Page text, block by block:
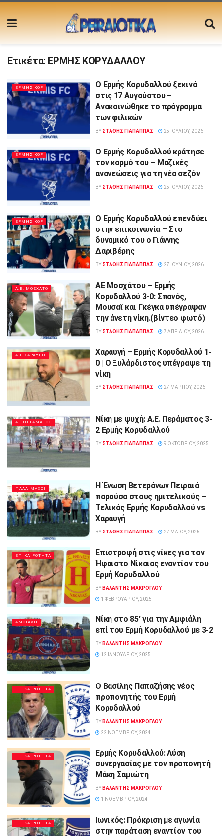
Ετικέτα: ΕΡΜΗΣ ΚΟΡΥΔΑΛΛΟΥ
ΕΡΜΗΣ ΚΟΡ
Ο Ερμής Κορυδαλλού ξεκινά
στις 17 Αυγούστου –
Ανακοινώθηκε το πρόγραμμα
των φιλικών
BY ΣΤΑΘΗΣ ΓΊΑΠΑΠΠΑΣ 25 ΙΟΥΛΊΟΥ, 2026
ΕΡΜΗΣ ΚΟΡ
Ο Ερμής Κορυδαλλού κράτησε
τον κορμό του – Μαζικές
ανανεώσεις για τη νέα σεζόν
BY ΣΤΑΘΗΣ ΓΊΑΠΑΠΠΑΣ 25 ΙΟΥΛΊΟΥ, 2026
ΕΡΜΗΣ ΚΟΡ
Ο Ερμής Κορυδαλλού επενδύει
στην επικοινωνία – Στο
δυναμικό του ο Γιάννης
Δαριβέρης
BY ΣΤΑΘΗΣ ΓΊΑΠΑΠΠΑΣ 27 ΙΟΥΝΊΟΥ, 2026
Α.Ε. ΜΟΣΧΑΤΟ
ΑΕ Μοσχάτου – Ερμής
Κορυδαλλού 3-0: Σπανός,
Μουσαϊ και Γκέγκα υπέγραψαν
την άνετη νίκη.(βίντεο φωτό)
BY ΣΤΑΘΗΣ ΓΊΑΠΑΠΠΑΣ 7 ΑΠΡΙΛΊΟΥ, 2026
A.E.ΧΑΡΑΥΓΗ
Χαραυγή – Ερμής Κορυδαλλού 1-
0 | Ο Ξυλάρδιστος υπέγραψε τη
νίκη
BY ΣΤΑΘΗΣ ΓΊΑΠΑΠΠΑΣ 27 ΜΑΡΤΊΟΥ, 2026
ΑΕ ΠΕΡΑΜΑΤΟΣ
Νίκη με ψυχή: Α.Ε. Περάματος 3-
2 Ερμής Κορυδαλλού
BY ΣΤΑΘΗΣ ΓΊΑΠΑΠΠΑΣ 9 ΟΚΤΩΒΡΊΟΥ, 2025
ΠΑΛΑΙΜΑΧΟΙ
Η Ένωση Βετεράνων Πειραιά
παρούσα στους ημιτελικούς –
Τελικός Ερμής Κορυδαλλού vs
Χαραυγή
BY ΣΤΑΘΗΣ ΓΊΑΠΑΠΠΑΣ 27 ΜΑΪ́ΟΥ, 2025
ΕΠΙΚΑΙΡΟΤΗΤΑ
Επιστροφή στις νίκες για τον
Ήφαιστο Νίκαιας εναντίον του
Ερμή Κορυδαλλού
BY ΒΑΛΑΝΤΗΣ ΜΑΚΡΟΓΛΟΥ
1 ΦΕΒΡΟΥΑΡΊΟΥ, 2025
ΑΜΦΙΑΛΗ
Νίκη στο 85’ για την Αμφιάλη
επί του Ερμή Κορυδαλλού με 3-2
BY ΒΑΛΑΝΤΗΣ ΜΑΚΡΟΓΛΟΥ
12 ΙΑΝΟΥΑΡΊΟΥ, 2025
ΕΠΙΚΑΙΡΟΤΗΤΑ
Ο Βασίλης Παπαζήσης νέος
προπονητής του Ερμή
Κορυδαλλού
BY ΒΑΛΑΝΤΗΣ ΜΑΚΡΟΓΛΟΥ
22 ΝΟΕΜΒΡΊΟΥ, 2024
ΕΠΙΚΑΙΡΟΤΗΤΑ
Ερμής Κορυδαλλού: Λύση
συνεργασίας με τον προπονητή
Μάκη Σαμιώτη
BY ΒΑΛΑΝΤΗΣ ΜΑΚΡΟΓΛΟΥ
1 ΝΟΕΜΒΡΊΟΥ, 2024
ΕΠΙΚΑΙΡΟΤΗΤΑ
Ιωνικός: Πρόκριση με αγωνία
στην παράταση εναντίον του